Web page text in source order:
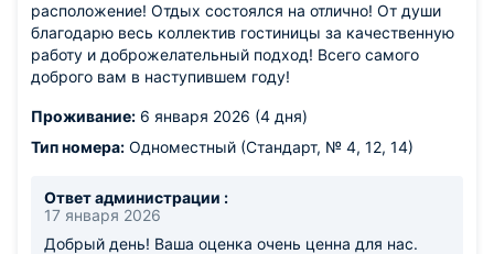
расположение! Отдых состоялся на отлично! От души
благодарю весь коллектив гостиницы за качественную
работу и доброжелательный подход! Всего самого
доброго вам в наступившем году!
Проживание: 6 января 2026 (4 дня)
Тип номера: Одноместный (Стандарт, № 4, 12, 14)
Ответ администрации :
17 января 2026
Добрый день! Ваша оценка очень ценна для нас.